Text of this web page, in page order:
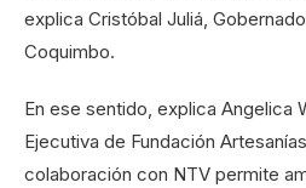
explica Cristóbal Juliá,
Coquimbo.
En ese sentido, explica Angelica
Ejecutiva de Fundación
colaboración con NTV permite